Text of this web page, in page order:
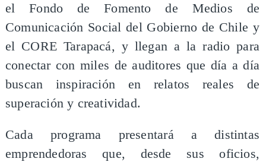
el Fondo de Fomento de Medios de
Comunicación Social del Gobierno de Chile y
el CORE Tarapacá, y llegan a la radio para
conectar con miles de auditores que día a día
buscan inspiración en relatos reales de
superación y creatividad.
Cada programa presentará a distintas
emprendedoras que, desde sus oficios,